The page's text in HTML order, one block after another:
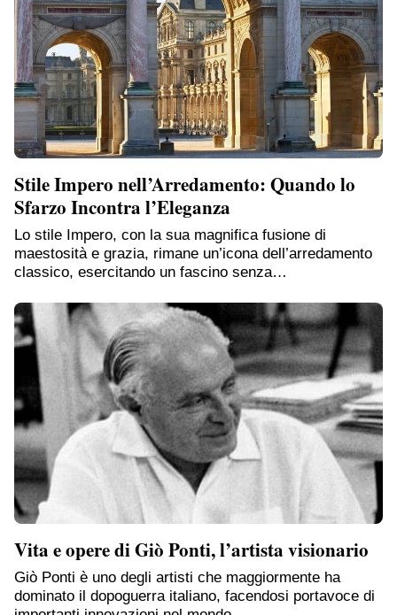
Stile Impero nell’Arredamento: Quando lo
Sfarzo Incontra l’Eleganza
Lo stile Impero, con la sua magnifica fusione di
maestosità e grazia, rimane un’icona dell’arredamento
classico, esercitando un fascino senza…
Vita e opere di Giò Ponti, l’artista visionario
Giò Ponti è uno degli artisti che maggiormente ha
dominato il dopoguerra italiano, facendosi portavoce di